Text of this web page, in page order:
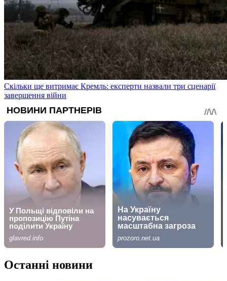
Скільки ще витримає Кремль: експерти назвали три сценарії
завершення війни
Останні новини